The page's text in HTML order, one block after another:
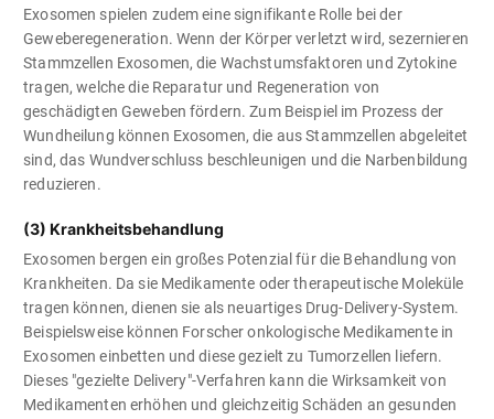
Exosomen spielen zudem eine signifikante Rolle bei der
Geweberegeneration. Wenn der Körper verletzt wird, sezernieren
Stammzellen Exosomen, die Wachstumsfaktoren und Zytokine
tragen, welche die Reparatur und Regeneration von
geschädigten Geweben fördern. Zum Beispiel im Prozess der
Wundheilung können Exosomen, die aus Stammzellen abgeleitet
sind, das Wundverschluss beschleunigen und die Narbenbildung
reduzieren.
(3) Krankheitsbehandlung
Exosomen bergen ein großes Potenzial für die Behandlung von
Krankheiten. Da sie Medikamente oder therapeutische Moleküle
tragen können, dienen sie als neuartiges Drug-Delivery-System.
Beispielsweise können Forscher onkologische Medikamente in
Exosomen einbetten und diese gezielt zu Tumorzellen liefern.
Dieses "gezielte Delivery"-Verfahren kann die Wirksamkeit von
Medikamenten erhöhen und gleichzeitig Schäden an gesunden